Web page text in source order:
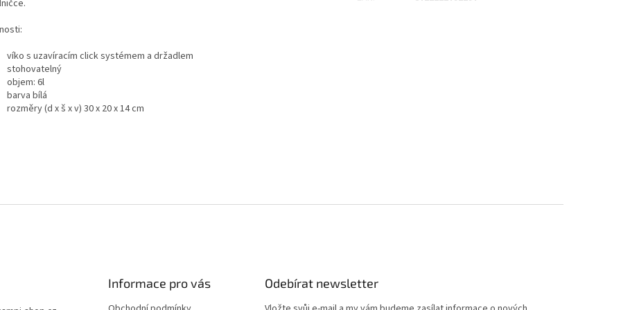
víko s uzavíracím click systémem a držadlem
stohovatelný
objem: 6l
barva bílá
rozměry (d x š x v) 30 x 20 x 14 cm
Informace pro vás Odebírat newsletter